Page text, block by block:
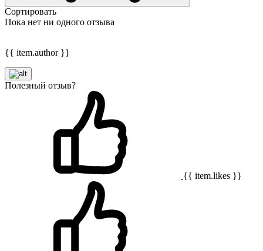
Сортировать
Пока нет ни одного отзыва
{{ item.author }}
Полезный отзыв?
{{ item.likes }}